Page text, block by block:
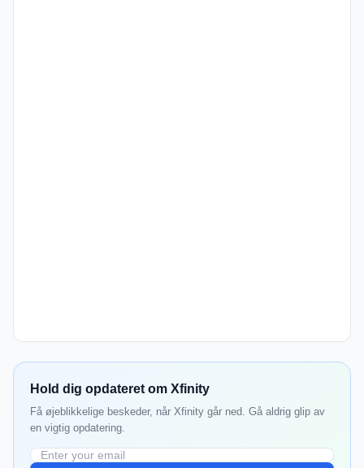
Hold dig opdateret om Xfinity
Få øjeblikkelige beskeder, når Xfinity går ned. Gå aldrig glip av
en vigtig opdatering.